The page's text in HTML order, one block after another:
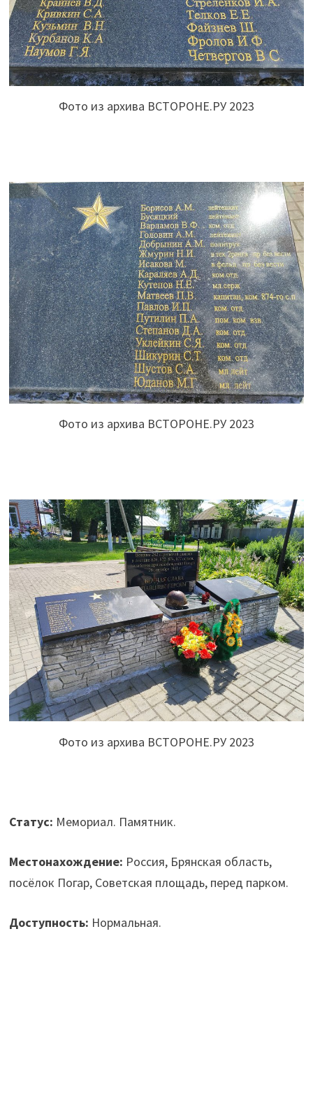
Фото из архива ВСТОРОНЕ.РУ 2023
Фото из архива ВСТОРОНЕ.РУ 2023
Фото из архива ВСТОРОНЕ.РУ 2023
Статус: Мемориал. Памятник.
Местонахождение: Россия, Брянская область,
посёлок Погар, Советская площадь, перед парком.
Доступность: Нормальная.